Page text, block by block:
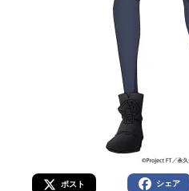
ポスト シェア